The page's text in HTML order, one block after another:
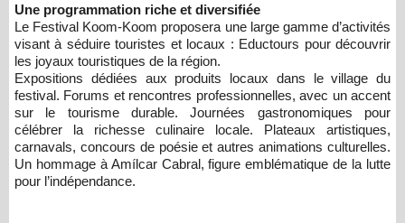
Une programmation riche et diversifiée
Le Festival Koom-Koom proposera une large gamme d’activités
visant à séduire touristes et locaux : Eductours pour découvrir
les joyaux touristiques de la région.
Expositions dédiées aux produits locaux dans le village du
festival. Forums et rencontres professionnelles, avec un accent
sur le tourisme durable. Journées gastronomiques pour
célébrer la richesse culinaire locale. Plateaux artistiques,
carnavals, concours de poésie et autres animations culturelles.
Un hommage à Amílcar Cabral, figure emblématique de la lutte
pour l’indépendance.